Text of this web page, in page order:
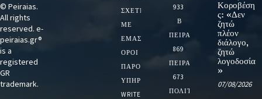
© Peiraias.
All rights
reserved. e-
peiraias.gr®
is a
registered
GR
trademark.
ΣΧΕΤΙΚΆ
ΜΕ
ΕΜΆΣ
ΌΡΟΙ
ΠΑΡΟΧΉΣ
ΥΠΗΡΕΣΙΏΝ
WRITE
933
Β
ΠΕΙΡΑΙΑ
869
ΠΕΙΡΑΙΑΣ
673
ΠΟΛΙΤΙΚΗ
Κοροβέση
ς: «Δεν
ζητώ
πλέον
διάλογο,
ζητώ
λογοδοσία
»
07/08/2026